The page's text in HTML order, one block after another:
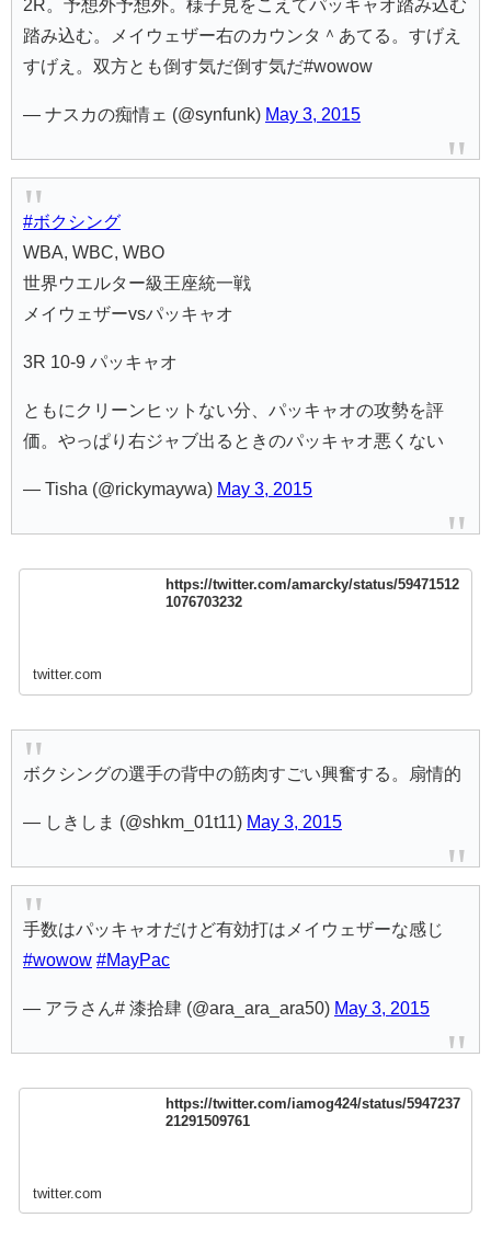
2R。予想外予想外。様子見をこえてパッキャオ踏み込む
踏み込む。メイウェザー右のカウンタ＾あてる。すげえ
すげえ。双方とも倒す気だ倒す気だ#wowow
— ナスカの痴情ェ (@synfunk) May 3, 2015
#ボクシング
WBA, WBC, WBO
世界ウエルター級王座統一戦
メイウェザーvsパッキャオ
3R 10-9 パッキャオ
ともにクリーンヒットない分、パッキャオの攻勢を評
価。やっぱり右ジャブ出るときのパッキャオ悪くない
— Tisha (@rickymaywa) May 3, 2015
https://twitter.com/amarcky/status/59471512
1076703232
twitter.com
ボクシングの選手の背中の筋肉すごい興奮する。扇情的
— しきしま (@shkm_01t11) May 3, 2015
手数はパッキャオだけど有効打はメイウェザーな感じ
#wowow #MayPac
— アラさん# 漆拾肆 (@ara_ara_ara50) May 3, 2015
https://twitter.com/iamog424/status/5947237
21291509761
twitter.com